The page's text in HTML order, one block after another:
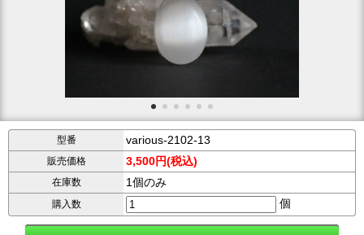
型番 various-2102-13
販売価格 3,500円(税込)
在庫数 1個のみ
購入数 個